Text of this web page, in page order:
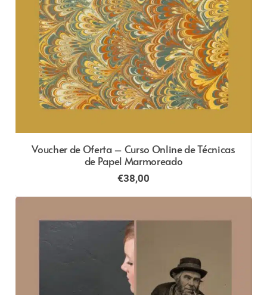
Voucher de Oferta – Curso Online de Técnicas
de Papel Marmoreado
€38,00